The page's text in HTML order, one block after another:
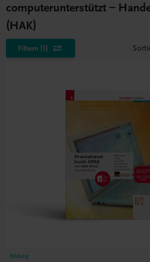
computerunterstützt –
(HAK)
Filtern (1)
Bildung